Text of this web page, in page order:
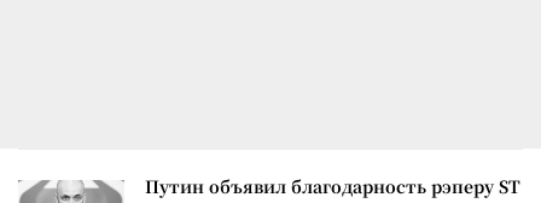
Путин объявил благодарность рэперу ST